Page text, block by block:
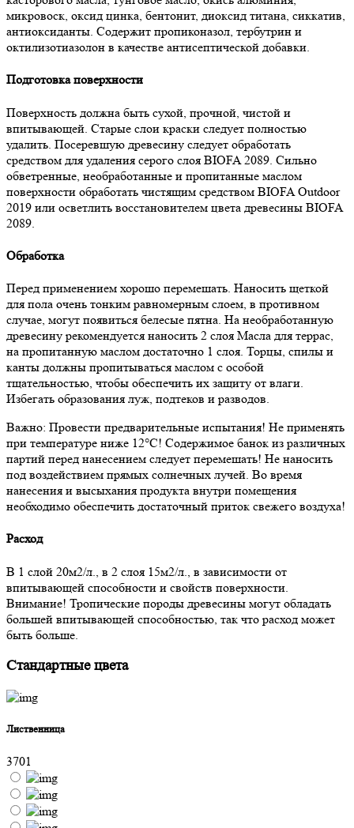
микровоск, оксид цинка, бентонит, диоксид титана, сиккатив,
антиоксиданты. Содержит пропиконазол, тербутрин и
октилизотиазолон в качестве антисептической добавки.
Подготовка поверхности
Поверхность должна быть сухой, прочной, чистой и
впитывающей. Старые слои краски следует полностью
удалить. Посеревшую древесину следует обработать
средством для удаления серого слоя BIOFA 2089. Сильно
обветренные, необработанные и пропитанные маслом
поверхности обработать чистящим средством BIOFA Outdoor
2019 или осветлить восстановителем цвета древесины BIOFA
2089.
Обработка
Перед применением хорошо перемешать. Наносить щеткой
для пола очень тонким равномерным слоем, в противном
случае, могут появиться белесые пятна. На необработанную
древесину рекомендуется наносить 2 слоя Масла для террас,
на пропитанную маслом достаточно 1 слоя. Торцы, спилы и
канты должны пропитываться маслом с особой
тщательностью, чтобы обеспечить их защиту от влаги.
Избегать образования луж, подтеков и разводов.
Важно: Провести предварительные испытания! Не применять
при температуре ниже 12°C! Содержимое банок из различных
партий перед нанесением следует перемешать! Не наносить
под воздействием прямых солнечных лучей. Во время
нанесения и высыхания продукта внутри помещения
необходимо обеспечить достаточный приток свежего воздуха!
Расход
В 1 слой 20м2/л., в 2 слоя 15м2/л., в зависимости от
впитывающей способности и свойств поверхности.
Внимание! Тропические породы древесины могут обладать
большей впитывающей способностью, так что расход может
быть больше.
Стандартные цвета
Лиственница
3701